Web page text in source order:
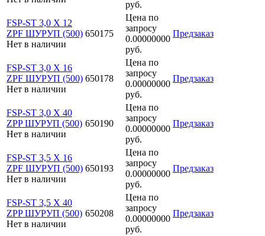
руб.
FSP-ST 3,0 X 12
ZPF ШУРУП (500)
Нет в наличии
650175
Цена по
запросу
0.00000000
руб.
Предзаказ
FSP-ST 3,0 X 16
ZPF ШУРУП (500)
Нет в наличии
650178
Цена по
запросу
0.00000000
руб.
Предзаказ
FSP-ST 3,0 X 40
ZPP ШУРУП (500)
Нет в наличии
650190
Цена по
запросу
0.00000000
руб.
Предзаказ
FSP-ST 3,5 X 16
ZPF ШУРУП (500)
Нет в наличии
650193
Цена по
запросу
0.00000000
руб.
Предзаказ
FSP-ST 3,5 X 40
ZPP ШУРУП (500)
Нет в наличии
650208
Цена по
запросу
0.00000000
руб.
Предзаказ